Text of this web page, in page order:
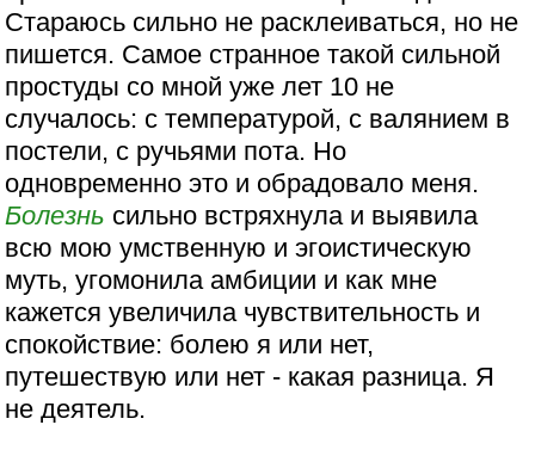
Стараюсь сильно не расклеиваться, но не
пишется. Самое странное такой сильной
простуды со мной уже лет 10 не
случалось: с температурой, с валянием в
постели, с ручьями пота. Но
одновременно это и обрадовало меня.
Болезнь сильно встряхнула и выявила
всю мою умственную и эгоистическую
муть, угомонила амбиции и как мне
кажется увеличила чувствительность и
спокойствие: болею я или нет,
путешествую или нет - какая разница. Я
не деятель.